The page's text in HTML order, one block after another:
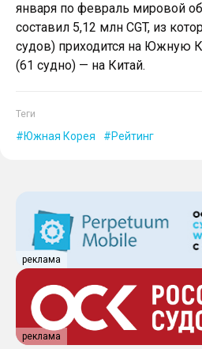
января по февраль мировой
составил 5,12 млн CGT, из
судов) приходится на Южную
(61 судно) — на Китай.
Теги
Южная Корея Рейтинг
реклама
реклама